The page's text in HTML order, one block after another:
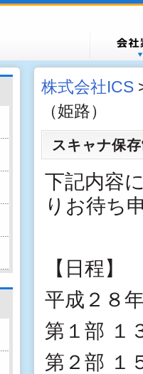
株式会社ICS
（姫路）
スキャナ保
下記内容
りお待ち
【日程】
平成２８
第１部 １
第２部 １